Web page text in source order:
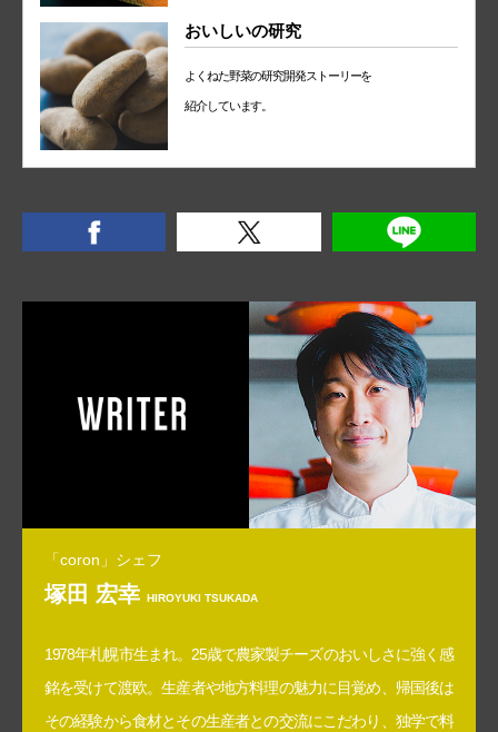
おいしいの研究
よくねた野菜の研究開発ストーリーを
紹介しています。
「coron」シェフ
塚田 宏幸 HIROYUKI TSUKADA
1978年札幌市生まれ。25歳で農家製チーズのおいしさに強く感
銘を受けて渡欧。生産者や地方料理の魅力に目覚め、帰国後は
その経験から食材とその生産者との交流にこだわり、独学で料